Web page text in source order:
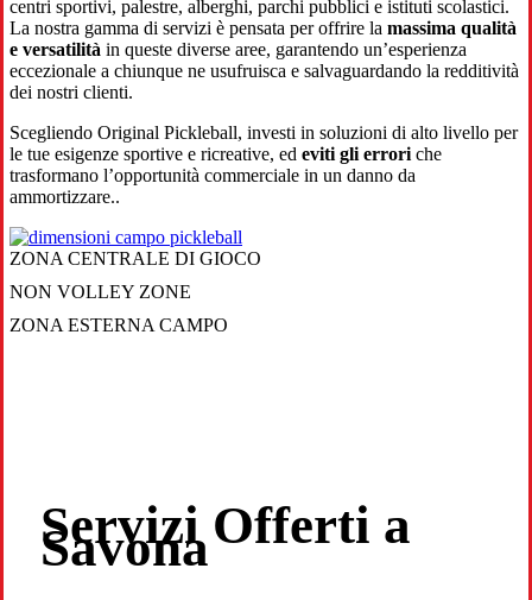
centri sportivi, palestre, alberghi, parchi pubblici e istituti scolastici.
La nostra gamma di servizi è pensata per offrire la massima qualità
e versatilità in queste diverse aree, garantendo un’esperienza
eccezionale a chiunque ne usufruisca e salvaguardando la redditività
dei nostri clienti.
Scegliendo Original Pickleball, investi in soluzioni di alto livello per
le tue esigenze sportive e ricreative, ed eviti gli errori che
trasformano l’opportunità commerciale in un danno da
ammortizzare..
ZONA CENTRALE DI GIOCO
NON VOLLEY ZONE
ZONA ESTERNA CAMPO
Servizi Offerti a
Savona